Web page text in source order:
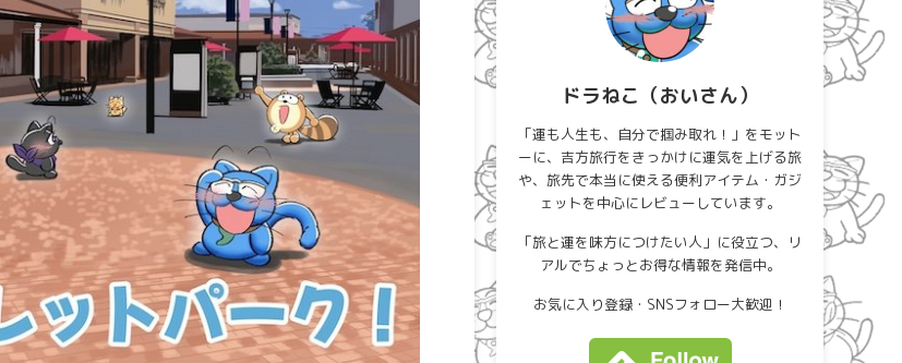
ドラねこ（おいさん）
「運も人生も、自分で掴み取れ！」をモット
ーに、吉方旅行をきっかけに運気を上げる旅
や、旅先で本当に使える便利アイテム・ガジ
ェットを中心にレビューしています。
「旅と運を味方につけたい人」に役立つ、リ
アルでちょっとお得な情報を発信中。
お気に入り登録・SNSフォロー大歓迎！